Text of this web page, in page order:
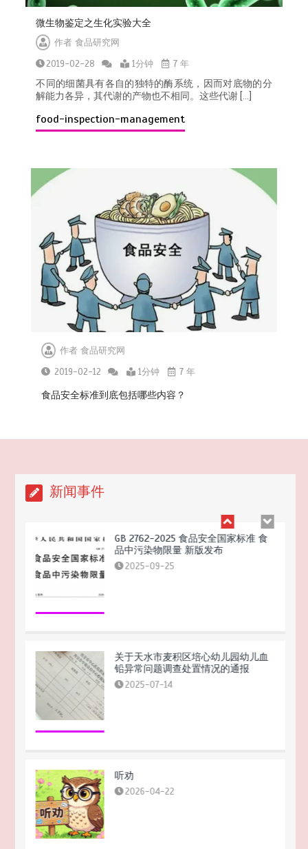
微生物鉴定之生化实验大全
作者食品研究网
2019-02-28
1分钟
7 年
不同的细菌具有各自的独特的酶系统，因而对底物的分
解能力各异，其代谢的产物也不相同。这些代谢 […]
food-inspection-management
作者食品研究网
2019-02-12
1分钟 7 年
食品安全标准到底包括哪些内容？
新闻事件
GB 2762-2025 食品安全国家标准 食
品中污染物限量 新版发布
2025-09-25
关于天水市麦积区培心幼儿园幼儿血
铅异常问题调查处置情况的通报
2025-07-14
听劝
2026-04-22
GB 2762-2025 食品安全国家标准 食
品中污染物限量 新版发布
2025-09-25
关于天水市麦积区培心幼儿园幼儿血
铅异常问题调查处置情况的通报
2025-07-14
听劝
2026-04-22